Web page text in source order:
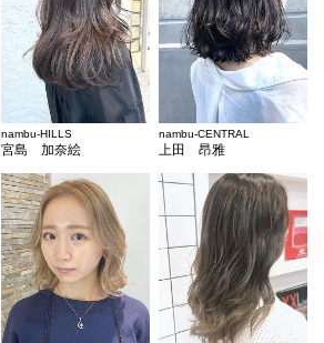
nambu-HILLS
宮島 加奈絵
nambu-CENTRAL
上田 昂雅